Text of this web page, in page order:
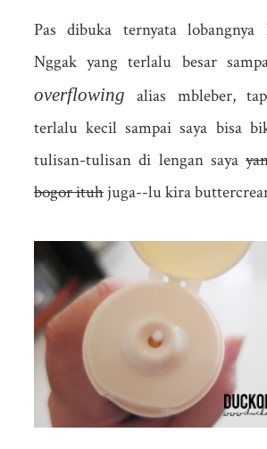
Pas dibuka ternyata lobangnya
Nggak yang terlalu besar
overflowing alias mbleber,
terlalu kecil sampai saya bisa
tulisan-tulisan di lengan saya
bogor ituhjuga--lu kira